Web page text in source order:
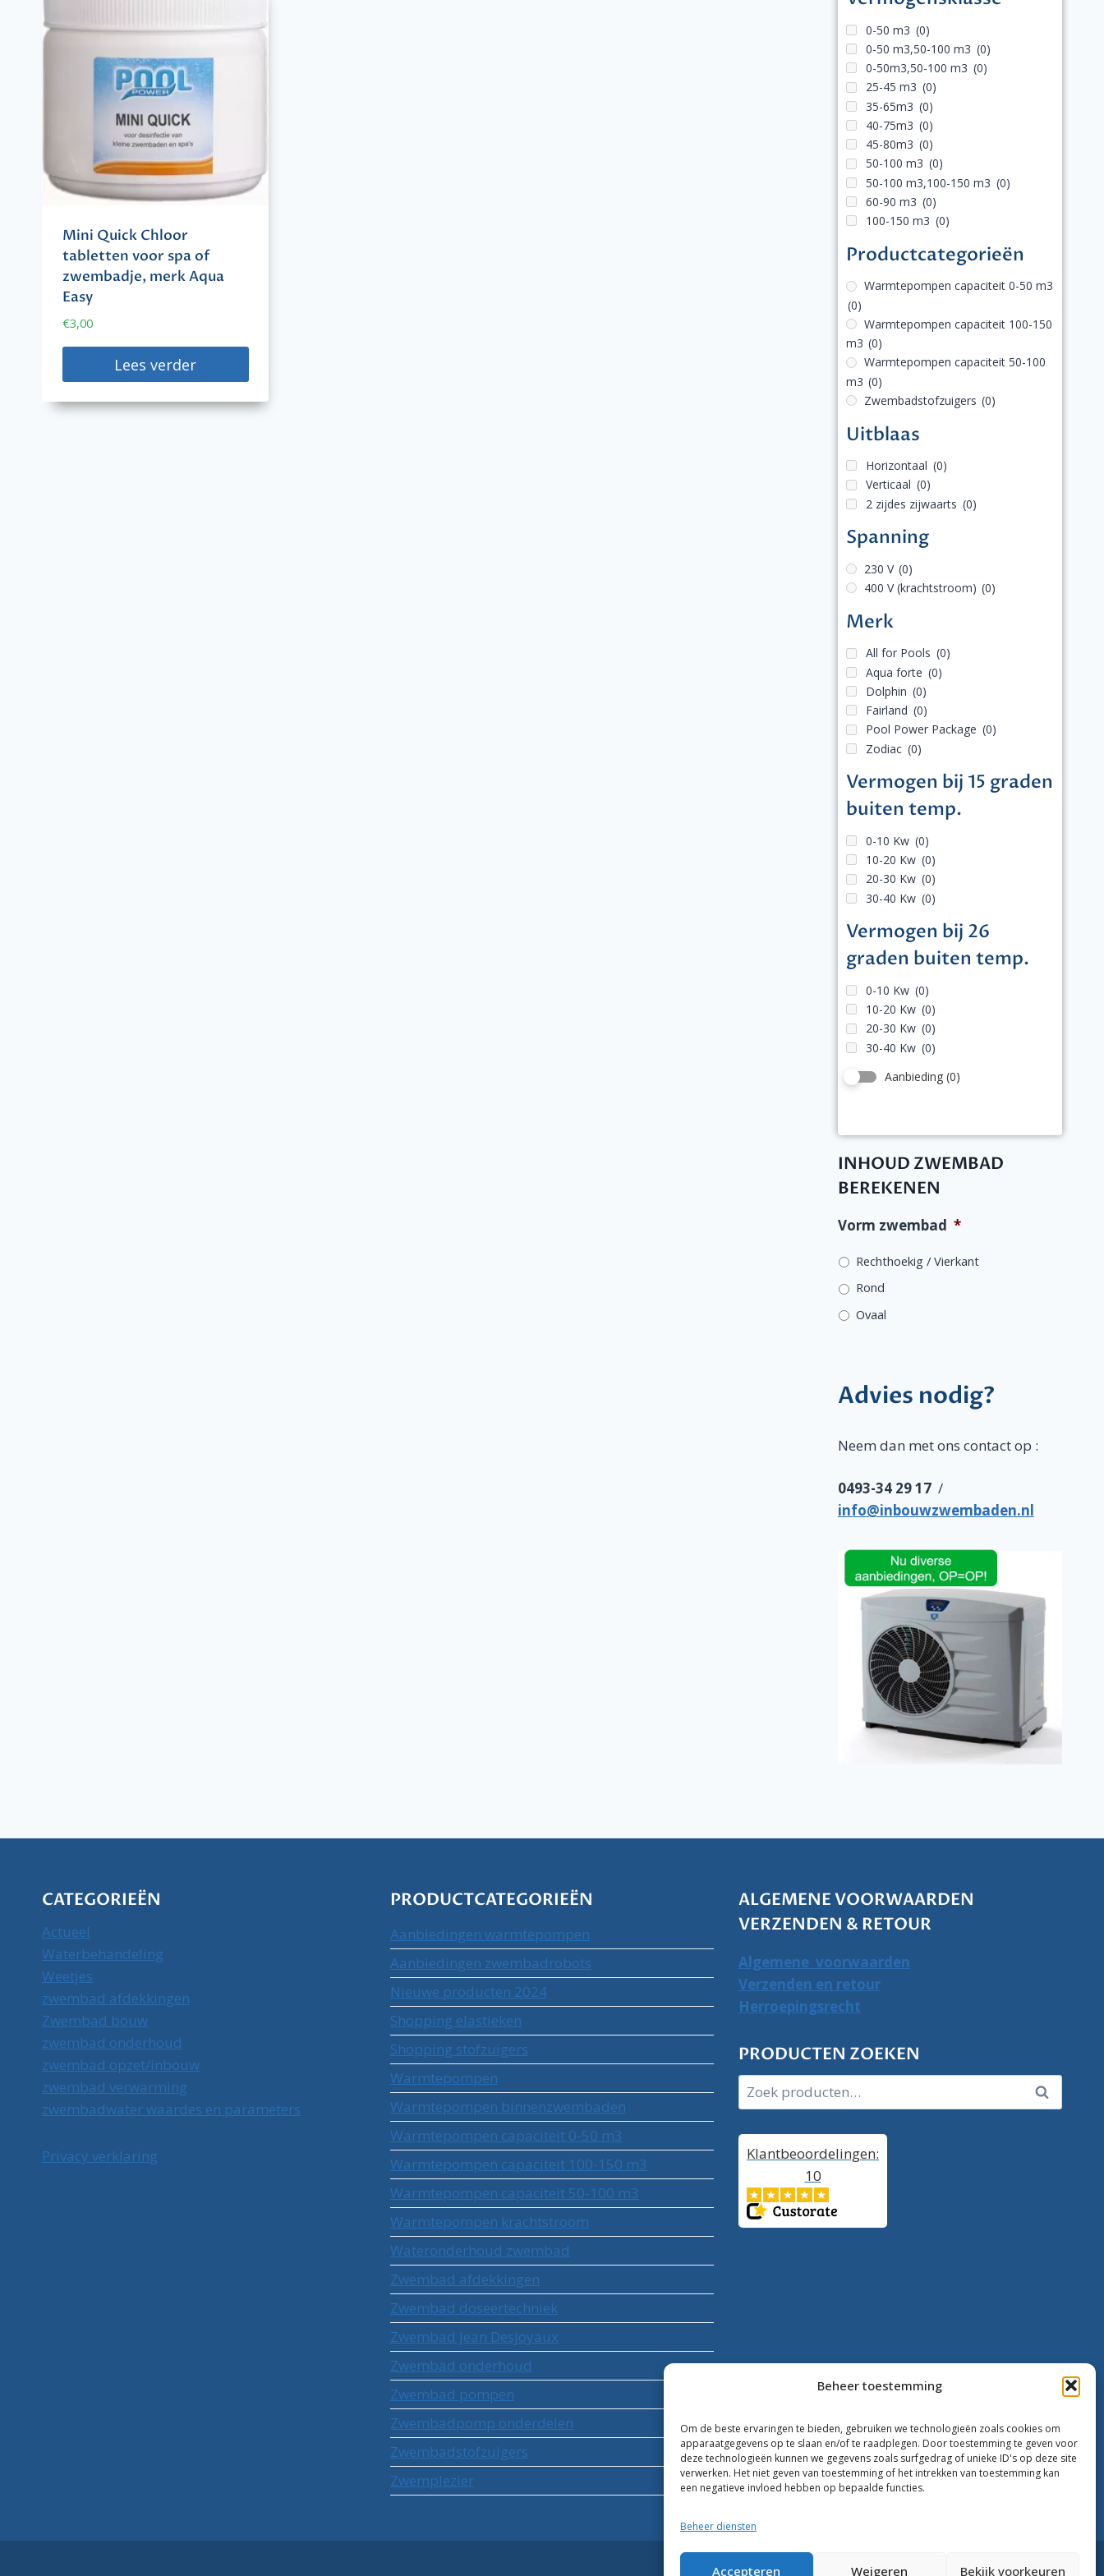
Beheer toestemming
Om de beste ervaringen te bieden, gebruiken we technologieën zoals cookies om
apparaatgegevens op te slaan en/of te raadplegen. Door toestemming te geven voor
deze technologieën kunnen we gegevens zoals surfgedrag of unieke ID's op deze site
verwerken. Het niet geven van toestemming of het intrekken van toestemming kan
een negatieve invloed hebben op bepaalde functies.
Beheer diensten
Accepteren Weigeren Bekijk voorkeuren
Mini Quick Chloor
tabletten voor spa of
zwembadje, merk Aqua
Easy
€3,00
Lees verder
0-50 m3 (0)
0-50 m3,50-100 m3 (0)
0-50m3,50-100 m3 (0)
25-45 m3 (0)
35-65m3 (0)
40-75m3 (0)
45-80m3 (0)
50-100 m3 (0)
50-100 m3,100-150 m3 (0)
60-90 m3 (0)
100-150 m3 (0)
Productcategorieën
Warmtepompen capaciteit 0-50 m3
(0)
Warmtepompen capaciteit 100-150
m3 (0)
Warmtepompen capaciteit 50-100
m3 (0)
Zwembadstofzuigers (0)
Uitblaas
Horizontaal (0)
Verticaal (0)
2 zijdes zijwaarts (0)
Spanning
230 V (0)
400 V (krachtstroom) (0)
Merk
All for Pools (0)
Aqua forte (0)
Dolphin (0)
Fairland (0)
Pool Power Package (0)
Zodiac (0)
Vermogen bij 15 graden
buiten temp.
0-10 Kw (0)
10-20 Kw (0)
20-30 Kw (0)
30-40 Kw (0)
Vermogen bij 26
graden buiten temp.
0-10 Kw (0)
10-20 Kw (0)
20-30 Kw (0)
30-40 Kw (0)
Aanbieding (0)
INHOUD ZWEMBAD
BEREKENEN
Vorm zwembad *
Rechthoekig / Vierkant
Rond
Ovaal
Advies nodig?
Neem dan met ons contact op :
0493-34 29 17/
info@inbouwzwembaden.nl
CATEGORIEËN
Actueel
Waterbehandeling
Weetjes
zwembad afdekkingen
Zwembad bouw
zwembad onderhoud
zwembad opzet/inbouw
zwembad verwarming
zwembadwater waardes en parameters
Privacy verklaring
PRODUCTCATEGORIEËN
Aanbiedingen warmtepompen
Aanbiedingen zwembadrobots
Nieuwe producten 2024
Shopping elastieken
Shopping stofzuigers
Warmtepompen
Warmtepompen binnenzwembaden
Warmtepompen capaciteit 0-50 m3
Warmtepompen capaciteit 100-150 m3
Warmtepompen capaciteit 50-100 m3
Warmtepompen krachtstroom
Wateronderhoud zwembad
Zwembad afdekkingen
Zwembad doseertechniek
Zwembad Jean Desjoyaux
Zwembad onderhoud
Zwembad pompen
Zwembadpomp onderdelen
Zwembadstofzuigers
Zwemplezier
ALGEMENE VOORWAARDEN
VERZENDEN & RETOUR
Algemene voorwaarden
Verzenden en retour
Herroepingsrecht
PRODUCTEN ZOEKEN
Zoeken
naar:
Zoeken
Klantbeoordelingen:
10